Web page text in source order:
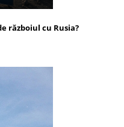
războiul cu Rusia?